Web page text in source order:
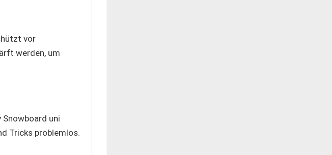
vor
werden, um
uni
Tricks problemlos.